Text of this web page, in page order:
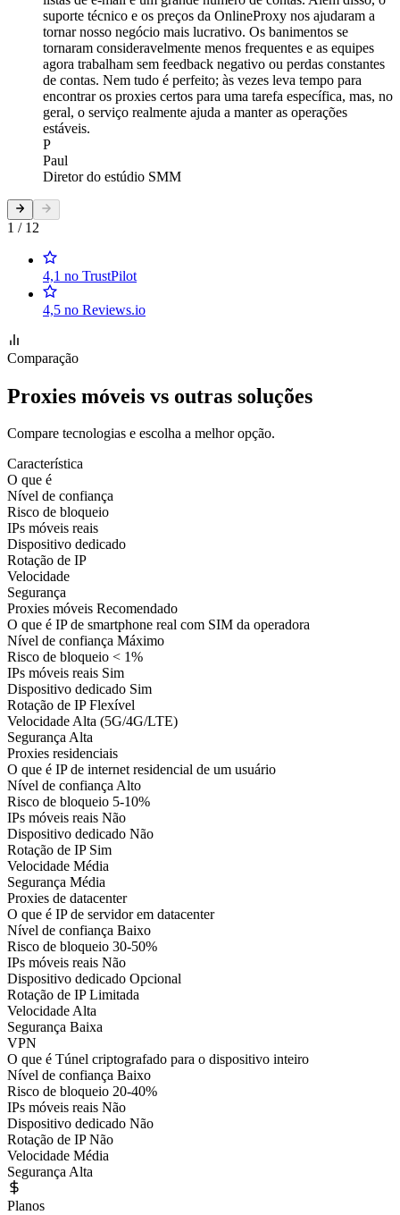
suporte técnico e os preços da OnlineProxy nos ajudaram a
tornar nosso negócio mais lucrativo. Os banimentos se
tornaram consideravelmente menos frequentes e as equipes
agora trabalham sem feedback negativo ou perdas constantes
de contas. Nem tudo é perfeito; às vezes leva tempo para
encontrar os proxies certos para uma tarefa específica, mas, no
geral, o serviço realmente ajuda a manter as operações
estáveis.
P
Paul
Diretor do estúdio SMM
1 / 12
4,1 no TrustPilot
4,5 no Reviews.io
Comparação
Proxies móveis vs outras soluções
Compare tecnologias e escolha a melhor opção.
Característica
O que é
Nível de confiança
Risco de bloqueio
IPs móveis reais
Dispositivo dedicado
Rotação de IP
Velocidade
Segurança
Proxies móveis Recomendado
O que é IP de smartphone real com SIM da operadora
Nível de confiança Máximo
Risco de bloqueio < 1%
IPs móveis reais Sim
Dispositivo dedicado Sim
Rotação de IPFlexível
VelocidadeAlta (5G/4G/LTE)
SegurançaAlta
Proxies residenciais
O que é IP de internet residencial de um usuário
Nível de confiançaAlto
Risco de bloqueio 5-10%
IPs móveis reais Não
Dispositivo dedicado Não
Rotação de IP Sim
Velocidade Média
Segurança Média
Proxies de datacenter
O que é IP de servidor em datacenter
Nível de confiança Baixo
Risco de bloqueio 30-50%
IPs móveis reais Não
Dispositivo dedicado Opcional
Rotação de IPLimitada
VelocidadeAlta
Segurança Baixa
VPN
O que é Túnel criptografado para o dispositivo inteiro
Nível de confiança Baixo
Risco de bloqueio 20-40%
IPs móveis reais Não
Dispositivo dedicado Não
Rotação de IPNão
Velocidade Média
SegurançaAlta
Planos